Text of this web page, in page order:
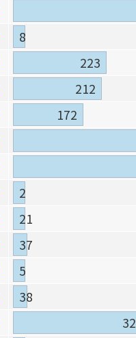
8
223
212
172
2
21
37
5
38